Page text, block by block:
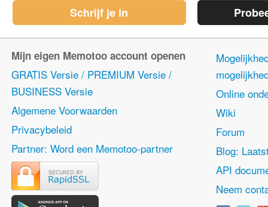
Schrijf je in
Mijn eigen Memotoo account openen
GRATIS Versie / PREMIUM Versie /
BUSINESS Versie
Algemene Voorwaarden
Privacybeleid
Partner: Word een Memotoo-partner
Online
Wiki
Forum
Blog:
API
Neem